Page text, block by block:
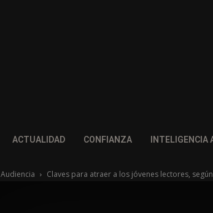
ACTUALIDAD CONFIANZA INTELIGENCIA
Audiencia Claves para atraer a los jóvenes lectores,